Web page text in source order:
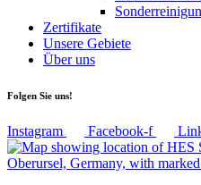
Zertifikate
Unsere Gebiete
Über uns
Folgen Sie uns!
Instagram Facebook-f